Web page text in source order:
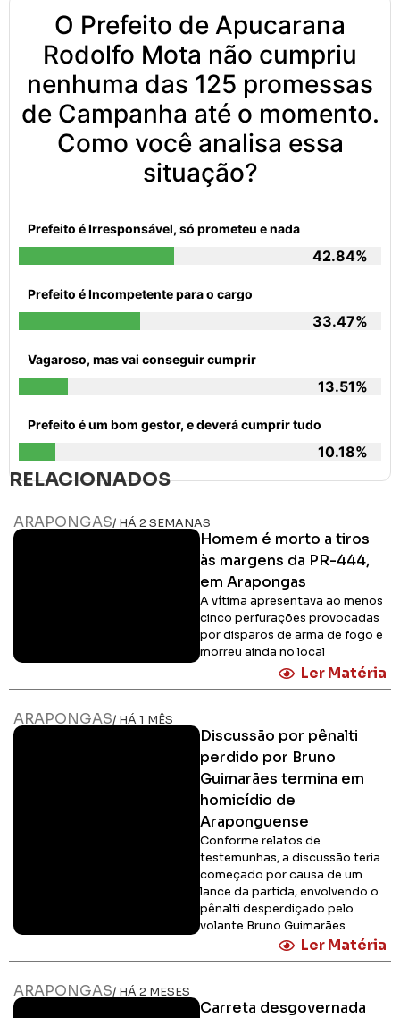
O Prefeito de Apucarana
Rodolfo Mota não cumpriu
nenhuma das 125 promessas
de Campanha até o momento.
Como você analisa essa
situação?
Prefeito é Irresponsável, só prometeu e nada
42.84%
Prefeito é Incompetente para o cargo
33.47%
Vagaroso, mas vai conseguir cumprir
13.51%
Prefeito é um bom gestor, e deverá cumprir tudo
10.18%
RELACIONADOS
ARAPONGAS/ HÁ 2 SEMANAS
Homem é morto a tiros
às margens da PR-444,
em Arapongas
A vítima apresentava ao menos
cinco perfurações provocadas
por disparos de arma de fogo e
morreu ainda no local
Ler Matéria
ARAPONGAS/ HÁ 1 MÊS
Discussão por pênalti
perdido por Bruno
Guimarães termina em
homicídio de
Araponguense
Conforme relatos de
testemunhas, a discussão teria
começado por causa de um
lance da partida, envolvendo o
pênalti desperdiçado pelo
volante Bruno Guimarães
Ler Matéria
ARAPONGAS/ HÁ 2 MESES
Carreta desgovernada